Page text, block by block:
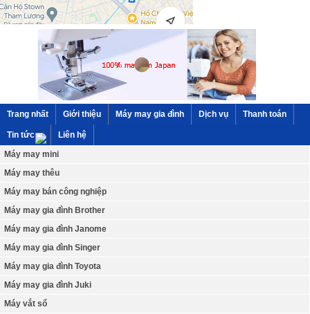
Trang nhất Giới thiệu Máy may gia đình Dịch vụ Thanh toán
Tin tức
Liên hệ
Máy may mini
Máy may thêu
Máy may bán công nghiệp
Máy may gia đình Brother
Máy may gia đình Janome
Máy may gia đình Singer
Máy may gia đình Toyota
Máy may gia đình Juki
Máy vắt sổ